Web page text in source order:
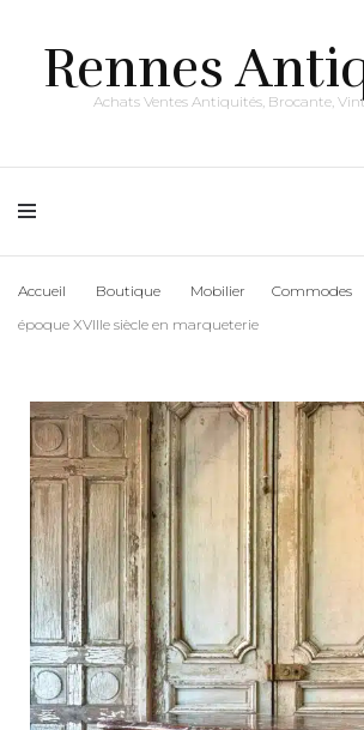
Rennes
Achats Ventes Antiquités, Brocante,
Accueil Boutique Mobilier Commodes
époque XVIIIe siècle en marqueterie